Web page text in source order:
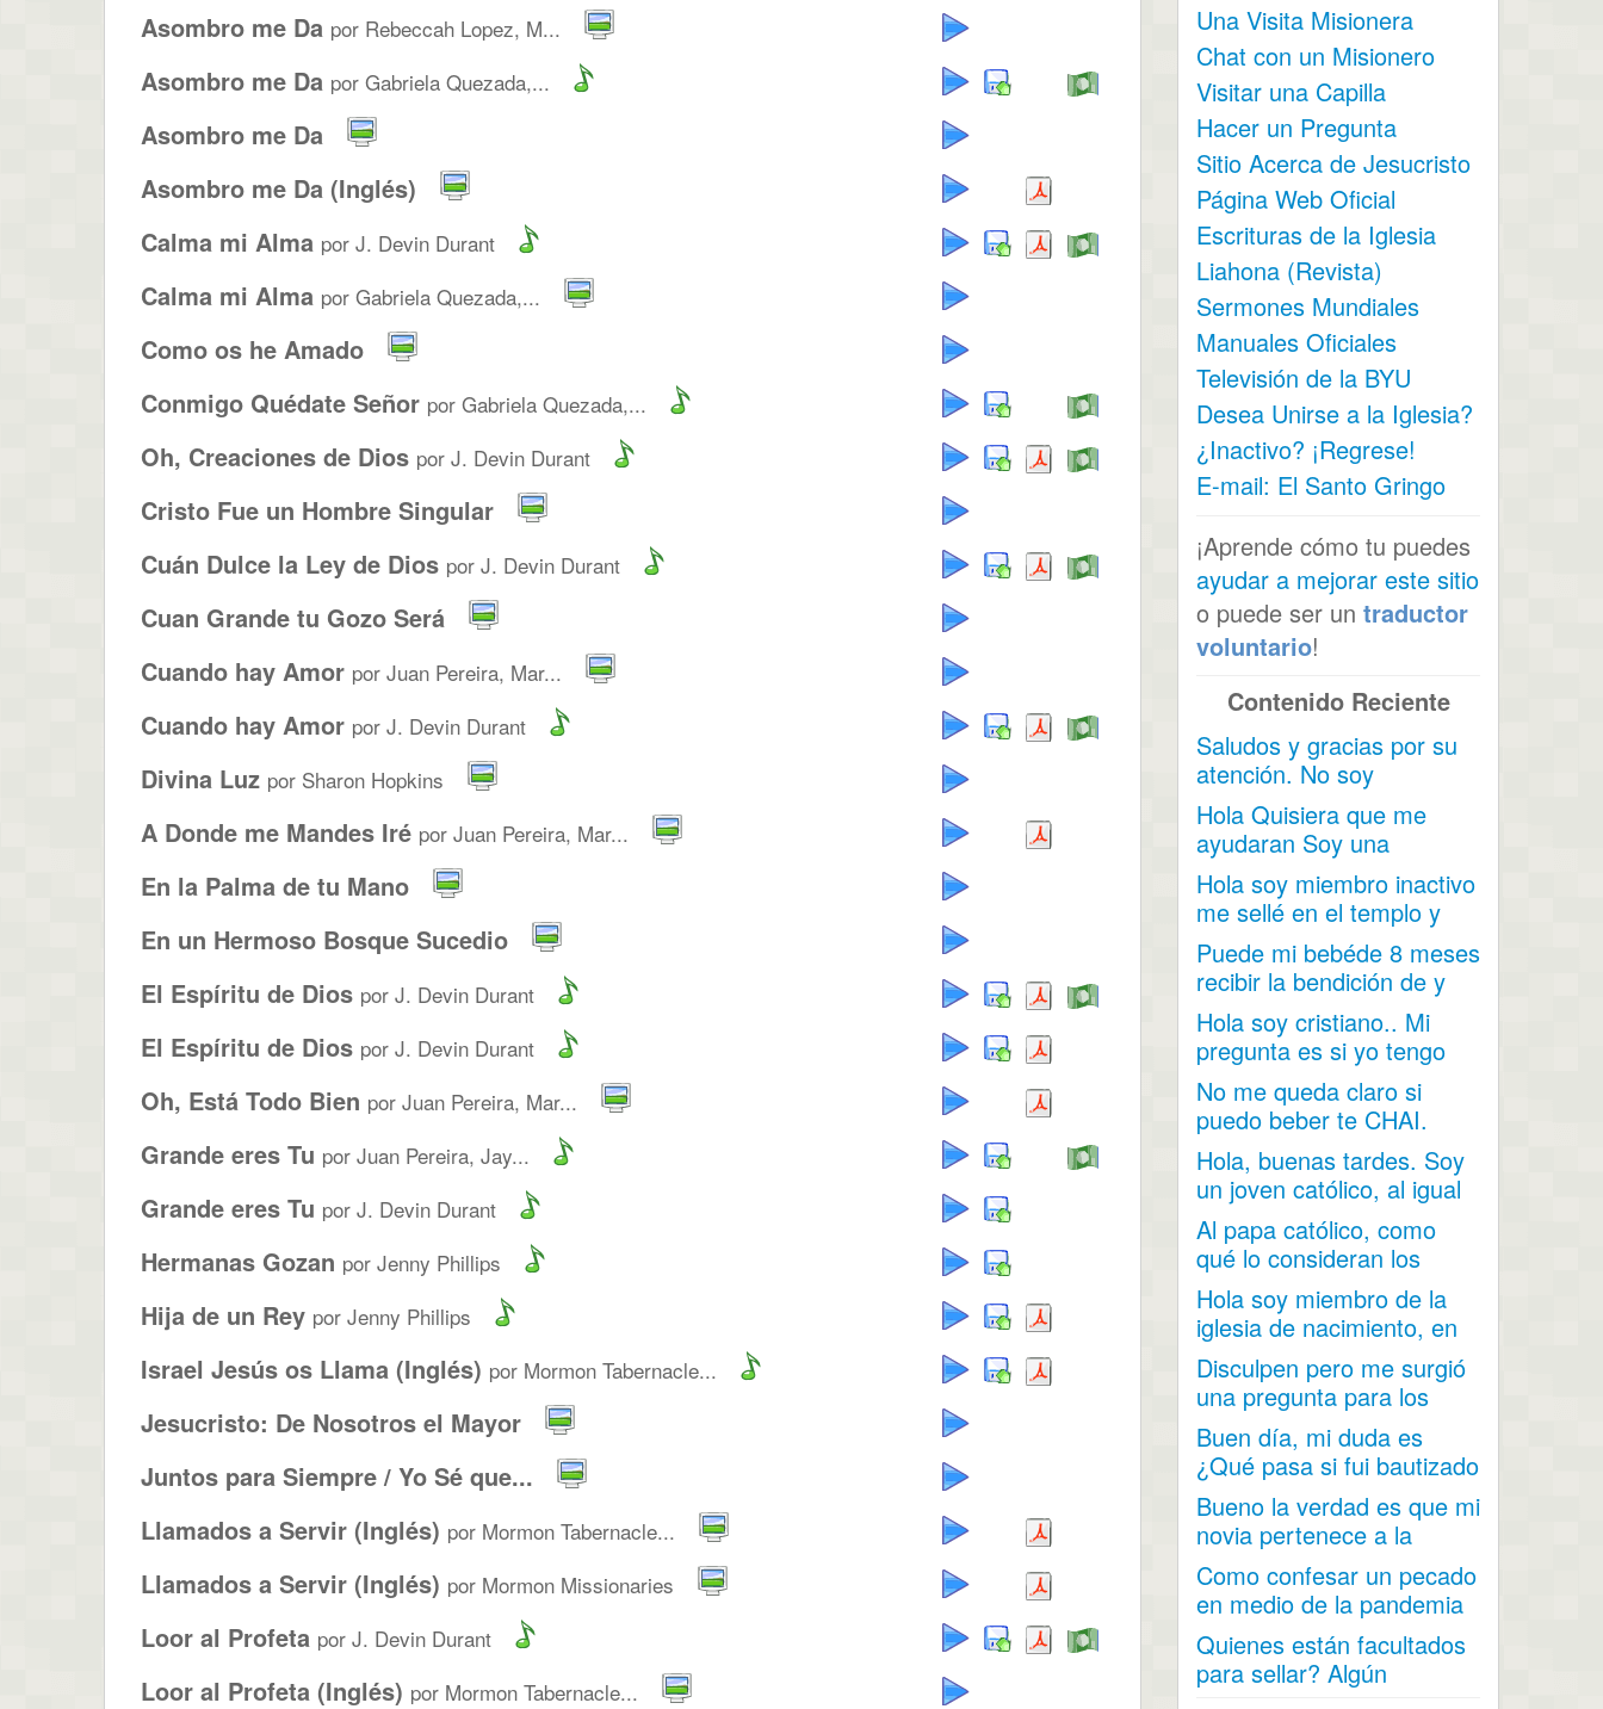
Asombro me Da por Rebeccah Lopez, M...
Asombro me Da por Gabriela Quezada,...
Asombro me Da
Asombro me Da (Inglés)
Calma mi Alma por J. Devin Durant
Calma mi Alma por Gabriela Quezada,...
Como os he Amado
Conmigo Quédate Señor por Gabriela Quezada,...
Oh, Creaciones de Dios por J. Devin Durant
Cristo Fue un Hombre Singular
Cuán Dulce la Ley de Dios por J. Devin Durant
Cuan Grande tu Gozo Será
Cuando hay Amor por Juan Pereira, Mar...
Cuando hay Amor por J. Devin Durant
Divina Luz por Sharon Hopkins
A Donde me Mandes Iré por Juan Pereira, Mar...
En la Palma de tu Mano
En un Hermoso Bosque Sucedio
El Espíritu de Dios por J. Devin Durant
El Espíritu de Dios por J. Devin Durant
Oh, Está Todo Bien por Juan Pereira, Mar...
Grande eres Tu por Juan Pereira, Jay...
Grande eres Tu por J. Devin Durant
Hermanas Gozan por Jenny Phillips
Hija de un Rey por Jenny Phillips
Israel Jesús os Llama (Inglés) por Mormon Tabernacle...
Jesucristo: De Nosotros el Mayor
Juntos para Siempre / Yo Sé que...
Llamados a Servir (Inglés) por Mormon Tabernacle...
Llamados a Servir (Inglés) por Mormon Missionaries
Loor al Profeta por J. Devin Durant
Loor al Profeta (Inglés) por Mormon Tabernacle...
Una Visita Misionera
Chat con un Misionero
Visitar una Capilla
Hacer un Pregunta
Sitio Acerca de Jesucristo
Página Web Oficial
Escrituras de la Iglesia
Liahona (Revista)
Sermones Mundiales
Manuales Oficiales
Televisión de la BYU
Desea Unirse a la Iglesia?
¿Inactivo? ¡Regrese!
E-mail: El Santo Gringo
¡Aprende cómo tu puedes
ayudar a mejorar este sitio
o puede ser un traductor
voluntario!
Contenido Reciente
Saludos y gracias por su
atención. No soy
mormona pero tengo una
amiga...
Hola Quisiera que me
ayudaran Soy una
persona miembro pero...
Hola soy miembro inactivo
me sellé en el templo y
mis hijos nacieron...
Puede mi bebéde 8 meses
recibir la bendición de y
darle su nombre...
Hola soy cristiano.. Mi
pregunta es si yo tengo
unos comerciales y lo...
No me queda claro si
puedo beber te CHAI.
Contiene cardamomo,
hinojo...
Hola, buenas tardes. Soy
un joven católico, al igual
que mi...
Al papa católico, como
qué lo consideran los
mormones?
Hola soy miembro de la
iglesia de nacimiento, en
mi adolescencia me...
Disculpen pero me surgió
una pregunta para los
hombres (soy hombre) ¿...
Buen día, mi duda es
¿Qué pasa si fui bautizado
a los 15 años y...
Bueno la verdad es que mi
novia pertenece a la
iglesia y me a contado...
Como confesar un pecado
en medio de la pandemia
por el covid 19 cuando...
Quienes están facultados
para sellar? Algún